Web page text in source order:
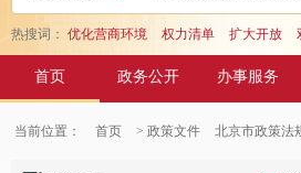
热搜词： 优化营商环境 权力清单 扩大开放
首页 政务公开 办事服务
当前位置： 首页 > 政策文件 北京市政策法